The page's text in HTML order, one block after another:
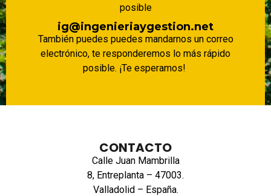
posible
ig@ingenieriaygestion.net
También puedes puedes mandarnos un correo
electrónico, te responderemos lo más rápido
posible. ¡Te esperamos!
CONTACTO
Calle Juan Mambrilla
8, Entreplanta – 47003.
Valladolid – España.